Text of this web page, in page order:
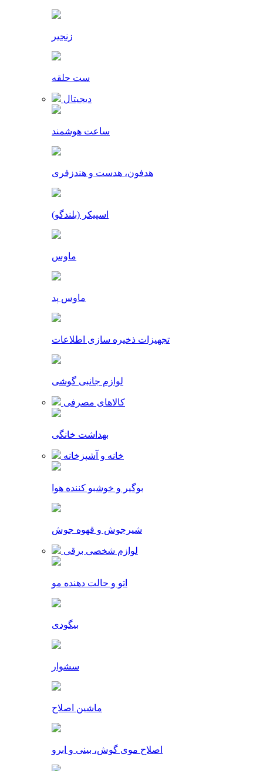
زنجیر
ست حلقه
دیجیتال
ساعت هوشمند
هدفون، هدست و هندزفری
اسپیکر (بلندگو)
ماوس
ماوس پد
تجهیزات ذخیره سازی اطلاعات
لوازم جانبی گوشی
کالاهای مصرفی
بهداشت خانگی
خانه و آشپزخانه
بوگیر و خوشبو کننده هوا
شیرجوش و قهوه جوش
لوازم شخصی برقی
اتو و حالت دهنده مو
بیگودی
سشوار
ماشین اصلاح
اصلاح موی گوش، بینی و ابرو